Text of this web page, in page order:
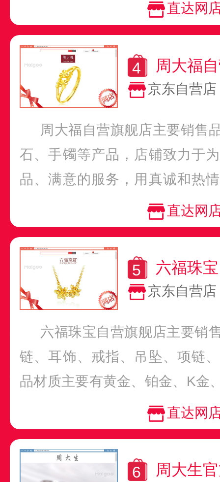
直达网
周大福
京东自营店
周大福自营旗舰店主要销售
石、手镯等产品，店铺致力于
品、满意的服务，用真诚和热
碑和信任，树立良好的品牌...
直达网
六福珠
京东自营店
六福珠宝自营旗舰店主要销
链、耳饰、戒指、吊坠、项链
品材质主要有黄金、铂金、K金
翡翠、银等类型，涵盖了...直达网
周大生